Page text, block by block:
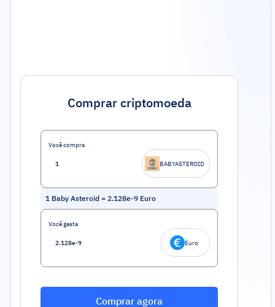
Comprar criptomoeda
Você compra
BABYASTEROID
1 Baby Asteroid = 2.128e-9 Euro
Você gasta
Euro
Comprar agora